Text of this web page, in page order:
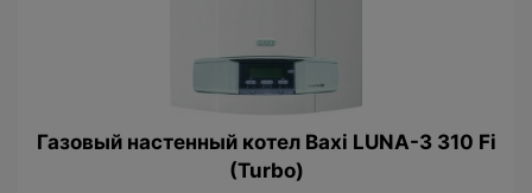
Газовый настенный котел Baxi LUNA-3 310 Fi
(Turbo)